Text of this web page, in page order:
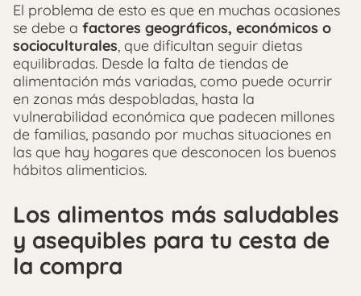
El problema de esto es que en muchas ocasiones
se debe a factores geográficos, económicos o
socioculturales, que dificultan seguir dietas
equilibradas. Desde la falta de tiendas de
alimentación más variadas, como puede ocurrir
en zonas más despobladas, hasta la
vulnerabilidad económica que padecen millones
de familias, pasando por muchas situaciones en
las que hay hogares que desconocen los buenos
hábitos alimenticios.
Los alimentos más saludables
y asequibles para tu cesta de
la compra